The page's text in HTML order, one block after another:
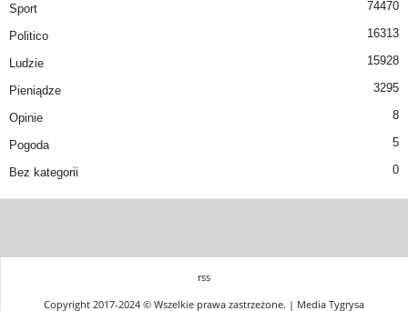
Sport 74470
Politico 16313
Ludzie 15928
Pieniądze 3295
Opinie 8
Pogoda 5
Bez kategorii 0
rss
Copyright 2017-2024 © Wszelkie prawa zastrzeżone. | Media Tygrysa